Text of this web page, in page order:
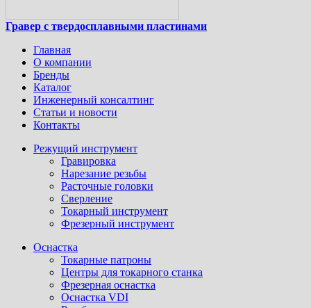
Гравер с твердосплавными пластинами
Главная
О компании
Бренды
Каталог
Инженерный консалтинг
Статьи и новости
Контакты
Режущий инструмент
Гравировка
Нарезание резьбы
Расточные головки
Сверление
Токарный инструмент
Фрезерный инструмент
Оснастка
Токарные патроны
Центры для токарного станка
Фрезерная оснастка
Оснастка VDI